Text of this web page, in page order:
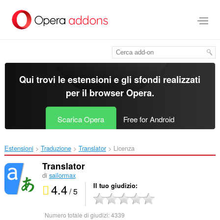
contenuto
Qui trovi le estensioni e gli sfondi realizzati
per il browser Opera.
Scarica Opera Free for Android
Estensioni Traduzione Translator‎ Licenza
Translator
di sailormax
4.4/ 5 Il tuo giudizio
Numero totale di giudizi:4339